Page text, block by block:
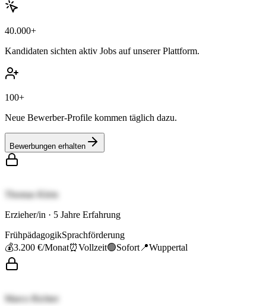
40.000+
Kandidaten sichten aktiv Jobs auf unserer Plattform.
100+
Neue Bewerber-Profile kommen täglich dazu.
Bewerbungen erhalten
Thomas Klein
Erzieher/in · 5 Jahre Erfahrung
FrühpädagogikSprachförderung
💰3.200 €/Monat⏰Vollzeit🟢Sofort 📍Wuppertal
Marco Richter